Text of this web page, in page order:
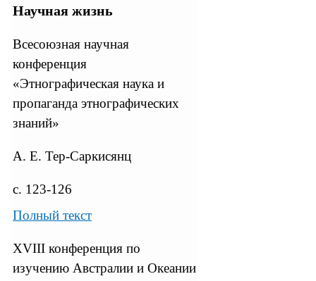
Научная жизнь
Всесоюзная научная
конференция
«Этнографическая наука и
пропаганда этнографических
знаний»
А. Е. Тер-Саркисянц
с. 123-126
Полный текст
XVIII конференция по
изучению Австралии и Океании